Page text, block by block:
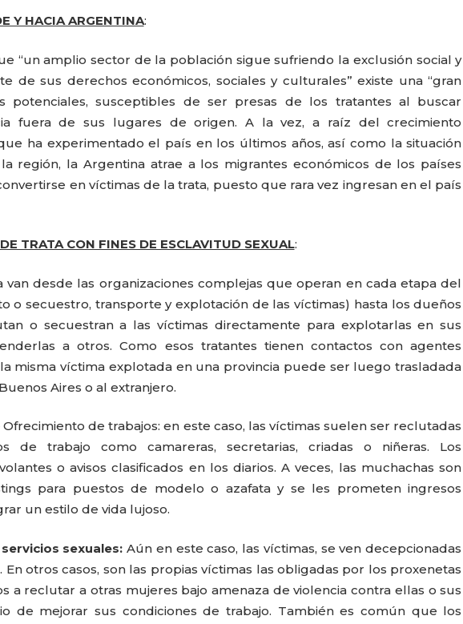
Y HACIA ARGENTINA:
“un amplio sector de la población sigue sufriendo la exclusión social y
de sus derechos económicos, sociales y culturales” existe una “gran
potenciales, susceptibles de ser presas de los tratantes al buscar
fuera de sus lugares de origen. A la vez, a raíz del crecimiento
ha experimentado el país en los últimos años, así como la situación
región, la Argentina atrae a los migrantes económicos de los países
en víctimas de la trata, puesto que rara vez ingresan en el país
TRATA CON FINES DE ESCLAVITUD SEXUAL:
desde las organizaciones complejas que operan en cada etapa del
o secuestro, transporte y explotación de las víctimas) hasta los dueños
o secuestran a las víctimas directamente para explotarlas en sus
a otros. Como esos tratantes tienen contactos con agentes
misma víctima explotada en una provincia puede ser luego trasladada
Aires o al extranjero.
Ofrecimiento de trabajos: en este caso, las víctimas suelen ser reclutadas
de trabajo como camareras, secretarias, criadas o niñeras. Los
o avisos clasificados en los diarios. A veces, las muchachas son
para puestos de modelo o azafata y se les prometen ingresos
un estilo de vida lujoso.
sexuales:Aún en este caso, las víctimas, se ven decepcionadas
otros casos, son las propias víctimas las obligadas por los proxenetas
a reclutar a otras mujeres bajo amenaza de violencia contra ellas o sus
de mejorar sus condiciones de trabajo. También es común que los